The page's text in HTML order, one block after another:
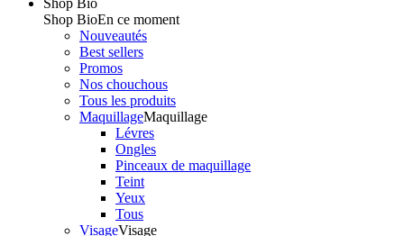
Shop BioEn ce moment
Nouveautés
Best sellers
Promos
Nos chouchous
Tous les produits
MaquillageMaquillage
Lévres
Ongles
Pinceaux de maquillage
Teint
Yeux
Tous
VisageVisage